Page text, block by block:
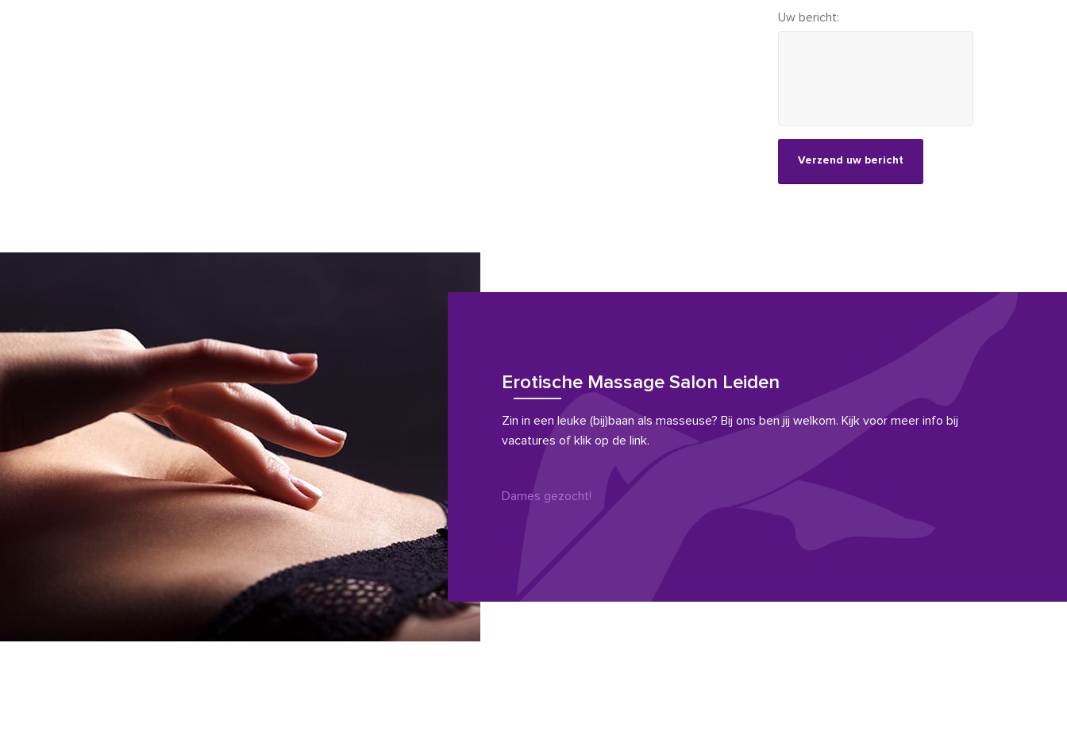
Uw bericht:
Erotische Massage Salon Leiden
Zin in een leuke (bij)baan als masseuse? Bij ons ben jij welkom. Kijk voor meer info bij
vacatures of klik op de link.
Dames gezocht!